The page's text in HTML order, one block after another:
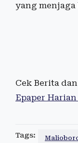
yang menjaga
Cek Berita
Epaper
Tags: